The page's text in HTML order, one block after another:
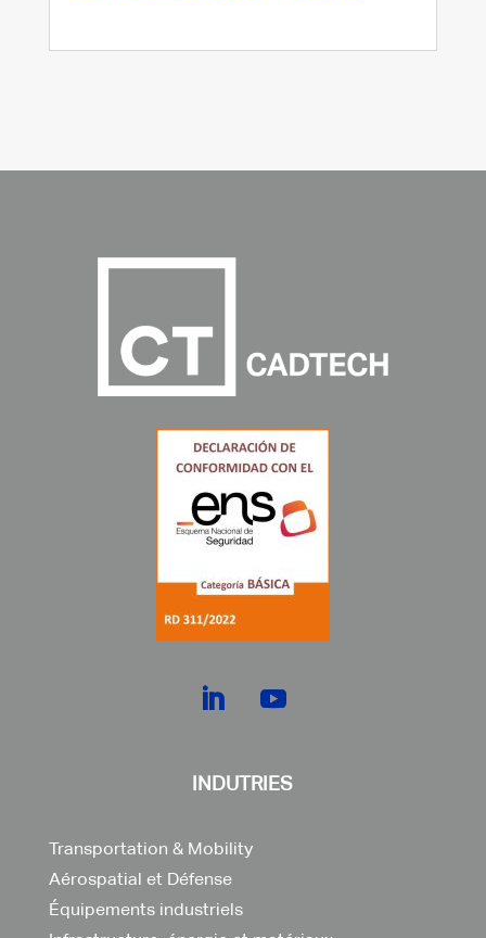
INDUTRIES
Transportation & Mobility
Aérospatial et Défense
Équipements industriels